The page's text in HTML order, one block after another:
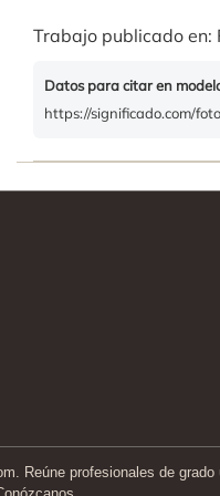
Trabajo publicado en:
Datos para citar en
https://significado.com/
Reúne profesionales de grado